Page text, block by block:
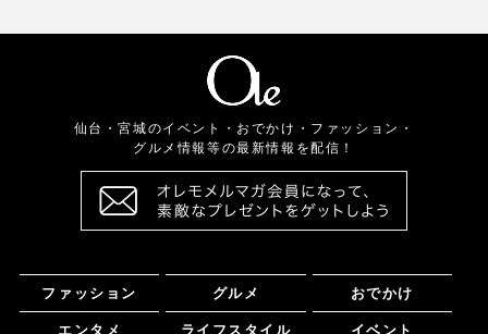
仙台・宮城のイベント・おでかけ・ファッション・
グルメ情報等の最新情報を配信！
ファッション グルメ おでかけ
エンタメ ライフスタイル イベント